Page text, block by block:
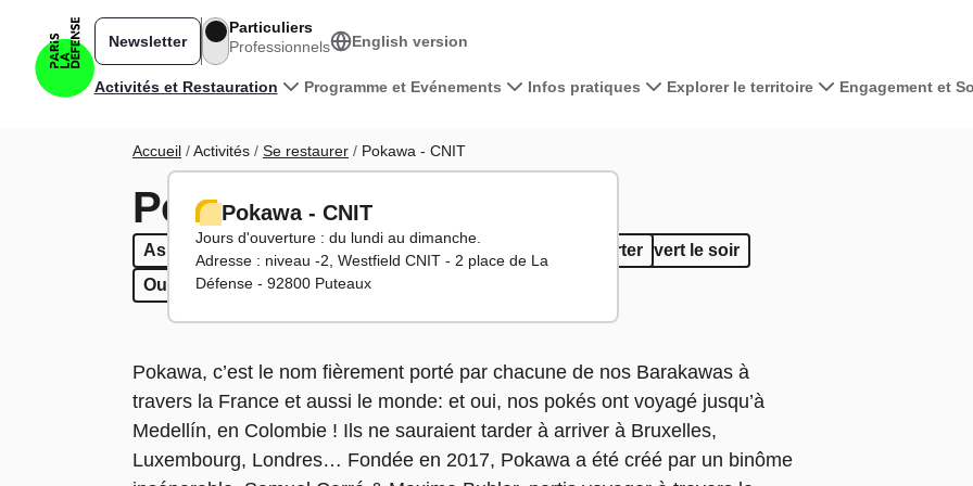
Navigation principale
Activités et Restauration Programme et Evénements Infos pratiques Explorer le territoire Engagement et
Newsletter
Particuliers
Professionnels
English version
Fil d'Ariane
Accueil Activités Se restaurer Pokawa - CNIT
Pokawa - CNIT
Asiatique
Ouvert le soir
Ouvert le week-end
Sur place / à emporter
Ouvert le soir
Ouvert le week-end
Pokawa - CNIT
Jours d'ouverture : du lundi au dimanche.
Adresse : niveau -2, Westfield CNIT - 2 place de La
Défense - 92800 Puteaux
Pokawa, c’est le nom fièrement porté par chacune de nos Barakawas à
travers la France et aussi le monde: et oui, nos pokés ont voyagé jusqu’à
Medellín, en Colombie ! Ils ne sauraient tarder à arriver à Bruxelles,
Luxembourg, Londres… Fondée en 2017, Pokawa a été créé par un binôme